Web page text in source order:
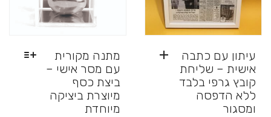
מתנה מקורית
עם מסר אישי –
ביצת כסף
מיוצרת ביציקה
מיוחדת
עיתון עם כתבה
אישית – שליחת
קובץ גרפי בלבד
ללא הדפסה
ומסגור